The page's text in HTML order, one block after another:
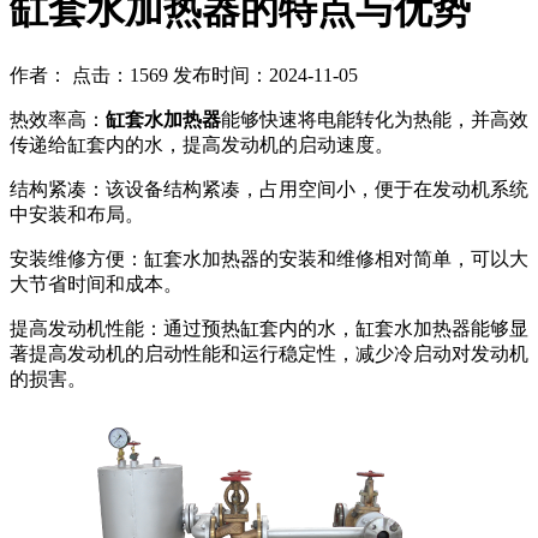
缸套水加热器的特点与优势
作者： 点击：1569 发布时间：2024-11-05
热效率高： 缸套水加热器能够快速将电能转化为热能，并高效
传递给缸套内的水，提高发动机的启动速度。
结构紧凑：该设备结构紧凑，占用空间小，便于在发动机系统
中安装和布局。
安装维修方便：缸套水加热器的安装和维修相对简单，可以大
大节省时间和成本。
提高发动机性能：通过预热缸套内的水，缸套水加热器能够显
著提高发动机的启动性能和运行稳定性，减少冷启动对发动机
的损害。